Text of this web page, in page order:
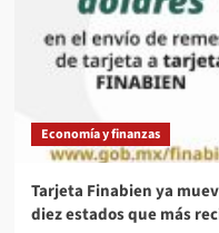
Economía y finanzas
Tarjeta Finabien ya
diez estados que más